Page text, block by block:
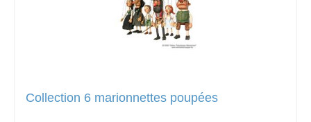
Collection 6 marionnettes poupées